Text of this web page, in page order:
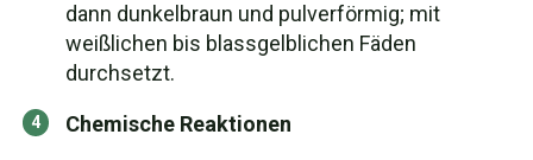
dann dunkelbraun und pulverförmig; mit
weißlichen bis blassgelblichen Fäden
durchsetzt.
Chemische Reaktionen